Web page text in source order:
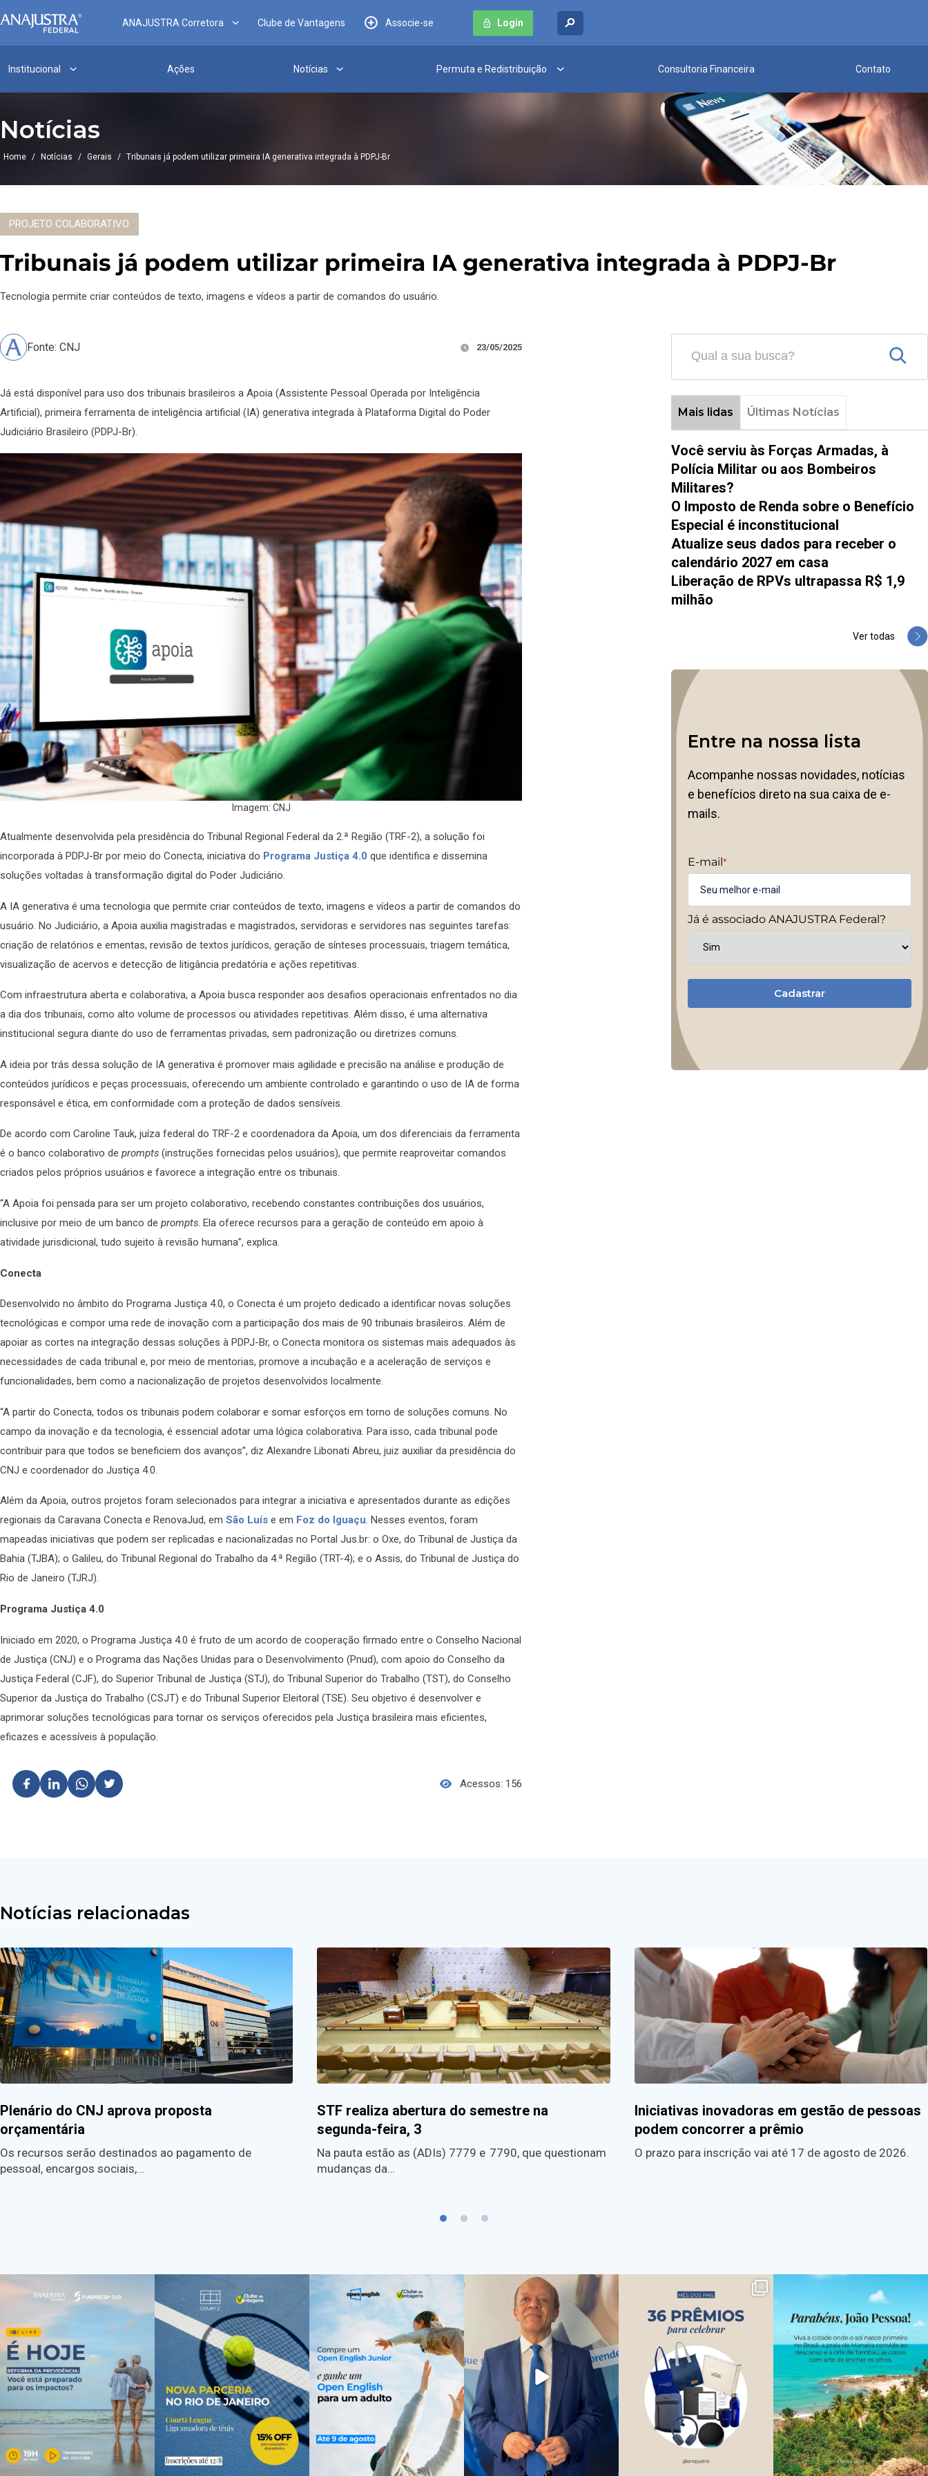
ANAJUSTRA Corretora Clube de Vantagens Associe-se Login
Institucional Ações Notícias Permuta e Redistribuição Consultoria Financeira Contato
Notícias
Home / Notícias / Gerais / Tribunais já podem utilizar primeira IA generativa integrada à PDPJ-Br
PROJETO COLABORATIVO
Tribunais já podem utilizar primeira IA generativa integrada à PDPJ-Br
Tecnologia permite criar conteúdos de texto, imagens e vídeos a partir de comandos do usuário.
Fonte: CNJ 23/05/2025
Já está disponível para uso dos tribunais brasileiros a Apoia (Assistente Pessoal Operada por Inteligência
Artificial), primeira ferramenta de inteligência artificial (IA) generativa integrada à Plataforma Digital do Poder
Judiciário Brasileiro (PDPJ-Br).
Imagem: CNJ
Atualmente desenvolvida pela presidência do Tribunal Regional Federal da 2.ª Região (TRF-2), a solução foi
incorporada à PDPJ-Br por meio do Conecta, iniciativa do Programa Justiça 4.0 que identifica e dissemina
soluções voltadas à transformação digital do Poder Judiciário.
A IA generativa é uma tecnologia que permite criar conteúdos de texto, imagens e vídeos a partir de comandos do
usuário. No Judiciário, a Apoia auxilia magistradas e magistrados, servidoras e servidores nas seguintes tarefas:
criação de relatórios e ementas, revisão de textos jurídicos, geração de sínteses processuais, triagem temática,
visualização de acervos e detecção de litigância predatória e ações repetitivas.
Com infraestrutura aberta e colaborativa, a Apoia busca responder aos desafios operacionais enfrentados no dia
a dia dos tribunais, como alto volume de processos ou atividades repetitivas. Além disso, é uma alternativa
institucional segura diante do uso de ferramentas privadas, sem padronização ou diretrizes comuns.
A ideia por trás dessa solução de IA generativa é promover mais agilidade e precisão na análise e produção de
conteúdos jurídicos e peças processuais, oferecendo um ambiente controlado e garantindo o uso de IA de forma
responsável e ética, em conformidade com a proteção de dados sensíveis.
De acordo com Caroline Tauk, juíza federal do TRF-2 e coordenadora da Apoia, um dos diferenciais da ferramenta
é o banco colaborativo de prompts (instruções fornecidas pelos usuários), que permite reaproveitar comandos
criados pelos próprios usuários e favorece a integração entre os tribunais.
“A Apoia foi pensada para ser um projeto colaborativo, recebendo constantes contribuições dos usuários,
inclusive por meio de um banco de prompts. Ela oferece recursos para a geração de conteúdo em apoio à
atividade jurisdicional, tudo sujeito à revisão humana”, explica.
Conecta
Desenvolvido no âmbito do Programa Justiça 4.0, o Conecta é um projeto dedicado a identificar novas soluções
tecnológicas e compor uma rede de inovação com a participação dos mais de 90 tribunais brasileiros. Além de
apoiar as cortes na integração dessas soluções à PDPJ-Br, o Conecta monitora os sistemas mais adequados às
necessidades de cada tribunal e, por meio de mentorias, promove a incubação e a aceleração de serviços e
funcionalidades, bem como a nacionalização de projetos desenvolvidos localmente.
“A partir do Conecta, todos os tribunais podem colaborar e somar esforços em torno de soluções comuns. No
campo da inovação e da tecnologia, é essencial adotar uma lógica colaborativa. Para isso, cada tribunal pode
contribuir para que todos se beneficiem dos avanços”, diz Alexandre Libonati Abreu, juiz auxiliar da presidência do
CNJ e coordenador do Justiça 4.0.
Além da Apoia, outros projetos foram selecionados para integrar a iniciativa e apresentados durante as edições
regionais da Caravana Conecta e RenovaJud, em São Luís e em Foz do Iguaçu. Nesses eventos, foram
mapeadas iniciativas que podem ser replicadas e nacionalizadas no Portal Jus.br: o Oxe, do Tribunal de Justiça da
Bahia (TJBA); o Galileu, do Tribunal Regional do Trabalho da 4.ª Região (TRT-4); e o Assis, do Tribunal de Justiça do
Rio de Janeiro (TJRJ).
Programa Justiça 4.0
Iniciado em 2020, o Programa Justiça 4.0 é fruto de um acordo de cooperação firmado entre o Conselho Nacional
de Justiça (CNJ) e o Programa das Nações Unidas para o Desenvolvimento (Pnud), com apoio do Conselho da
Justiça Federal (CJF), do Superior Tribunal de Justiça (STJ), do Tribunal Superior do Trabalho (TST), do Conselho
Superior da Justiça do Trabalho (CSJT) e do Tribunal Superior Eleitoral (TSE). Seu objetivo é desenvolver e
aprimorar soluções tecnológicas para tornar os serviços oferecidos pela Justiça brasileira mais eficientes,
eficazes e acessíveis à população.
Acessos: 156
Mais lidas Últimas Notícias
Você serviu às Forças Armadas, à
Polícia Militar ou aos Bombeiros
Militares?
O Imposto de Renda sobre o Benefício
Especial é inconstitucional
Atualize seus dados para receber o
calendário 2027 em casa
Liberação de RPVs ultrapassa R$ 1,9
milhão
Ver todas
Entre na nossa lista
Acompanhe nossas novidades, notícias
e benefícios direto na sua caixa de e-
mails.
E-mail*
Já é associado ANAJUSTRA Federal?
Cadastrar
Notícias relacionadas
Plenário do CNJ aprova proposta
orçamentária
Os recursos serão destinados ao pagamento de
pessoal, encargos sociais,…
STF realiza abertura do semestre na
segunda-feira, 3
Na pauta estão as (ADIs) 7779 e 7790, que questionam
mudanças da…
Iniciativas inovadoras em gestão de pessoas
podem concorrer a prêmio
O prazo para inscrição vai até 17 de agosto de 2026.